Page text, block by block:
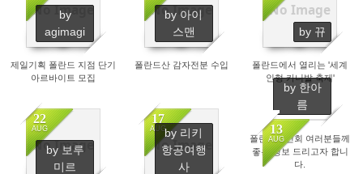
No Image
by
agimagi
2140
제일기획 폴란드 지점 단기
아르바이트 모집
No Image
by 아이
스맨
3002
폴란드산 감자전분 수입
No Image
by 뀨
2482
폴란드에서 열리는 '세계
인형 카니발 축제'
No Image
22
AUG
by 보루
미르
2410 No Image
17
AUGby 리키
항공여행
사
2686
13
AUG
by 한아
름
2110
폴란드한인회 여러분들께
좋은 정보 드리고자 합니
다.